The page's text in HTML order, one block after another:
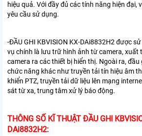
hiệu quả. Với đầy đủ các tính năng hiện đại,
yêu cầu sử dụng.
-ĐẦU GHI KBVISION KX-DAi8832H2 được sử
vụ chính là lưu trữ hình ảnh từ camera, xuất
camera ra các thiết bị hiển thị. Ngoài ra, đầu
chức năng khác như truyền tải tín hiệu âm
khiển PTZ, truyền tải dữ liệu lên mạng
sát từ xa, trung tâm xử lý báo động.
THÔNG SỐ KĨ THUẬT ĐẦU GHI
DAi8832H2: